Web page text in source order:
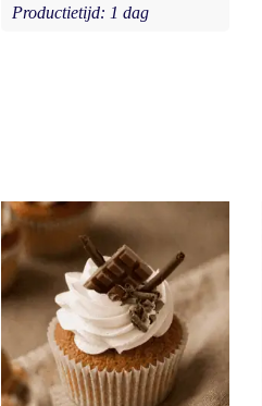
Productietijd: 1 dag